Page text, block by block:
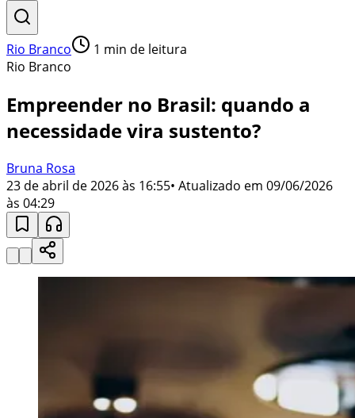
Rio Branco 1 min de leitura
Rio Branco
Empreender no Brasil: quando a
necessidade vira sustento?
Bruna Rosa
23 de abril de 2026 às 16:55• Atualizado em 09/06/2026
às 04:29